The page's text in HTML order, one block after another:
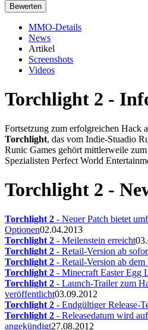
MMO-Details
News
Artikel
Screenshots
Videos
Torchlight 2 -
Fortsetzung zum erfolgreichen Hack
Torchlight, das vom Indie-Stuadio
Runic Games gehört mittlerweile
Spezialisten Perfect World
Torchlight 2 -
Torchlight 2 - Neuer Patch bietet
Optionen02.04.2013
Torchlight 2 - Meilenstein erreicht
Torchlight 2 - Retail-Version ab
Torchlight 2 - Retail-Version ab
Torchlight 2 - Minecraft Easter Egg
Torchlight 2 - Launch-Trailer zum
veröffentlicht03.09.2012
Torchlight 2 - Endgültiger Release-
Torchlight 2 - Releasedatum wird
angekündigt27.08.2012